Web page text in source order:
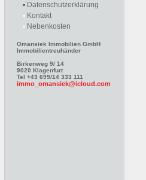
▪ Datenschutzerklärung
▪ Kontakt
▪ Nebenkosten
Omansiek Immobilien GmbH
Immobilientreuhänder
Birkenweg 9/ 14
9020 Klagenfurt
Tel +43 699/14 333 111
immo_omansiek@icloud.com